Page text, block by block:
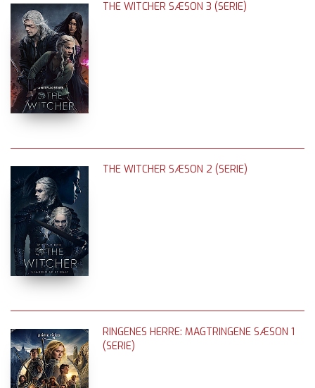
THE WITCHER SÆSON 3 (SERIE)
THE WITCHER SÆSON 2 (SERIE)
RINGENES HERRE: MAGTRINGENE SÆSON 1
(SERIE)